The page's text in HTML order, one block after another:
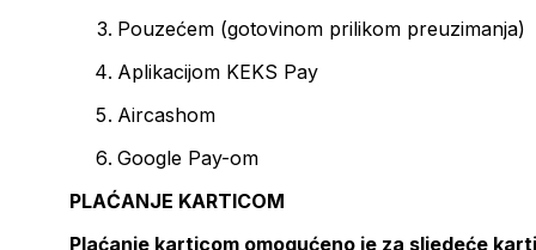
Pouzećem (gotovinom prilikom preuzimanja)
Aplikacijom KEKS Pay
Aircashom
Google Pay-om
PLAĆANJE KARTICOM
Plaćanje karticom omogućeno je za sljedeće